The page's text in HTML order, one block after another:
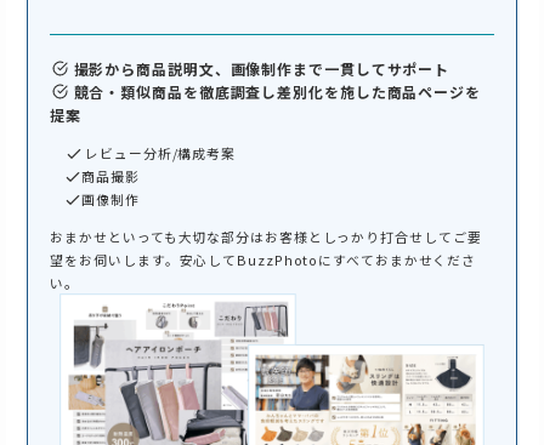
撮影から商品説明文、画像制作まで一貫してサポート
競合・類似商品を徹底調査し差別化を施した商品ページを
提案
レビュー分析/構成考案
商品撮影
画像制作
おまかせといっても大切な部分はお客様としっかり打合せしてご要
望をお伺いします。安心してBuzzPhotoにすべておまかせくださ
い。